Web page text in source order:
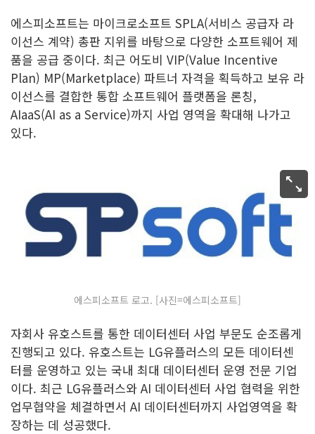
에스피소프트는 마이크로소프트 SPLA(서비스 공급자 라
이선스 계약) 총판 지위를 바탕으로 다양한 소프트웨어 제
품을 공급 중이다. 최근 어도비 VIP(Value Incentive
Plan) MP(Marketplace) 파트너 자격을 획득하고 보유 라
이선스를 결합한 통합 소프트웨어 플랫폼을 론칭,
AIaaS(AI as a Service)까지 사업 영역을 확대해 나가고
있다.
에스피소프트 로고. [사진=에스피소프트]
자회사 유호스트를 통한 데이터센터 사업 부문도 순조롭게
진행되고 있다. 유호스트는 LG유플러스의 모든 데이터센
터를 운영하고 있는 국내 최대 데이터센터 운영 전문 기업
이다. 최근 LG유플러스와 AI 데이터센터 사업 협력을 위한
업무협약을 체결하면서 AI 데이터센터까지 사업영역을 확
장하는 데 성공했다.